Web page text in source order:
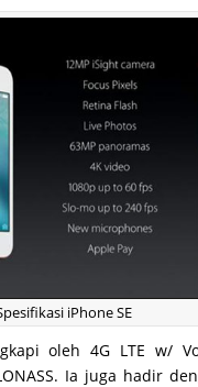
iPhone SE
oleh 4G LTE w/
Ia juga hadir